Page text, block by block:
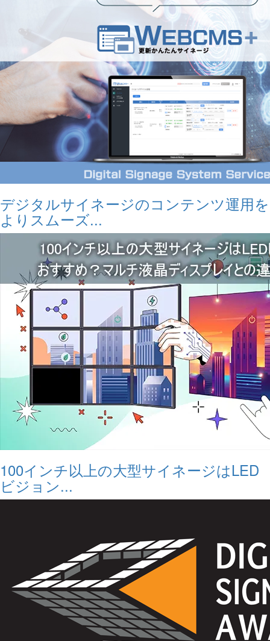
デジタルサイネージのコンテンツ運用を
よりスムーズ...
100インチ以上の大型サイネージはLED
ビジョン...